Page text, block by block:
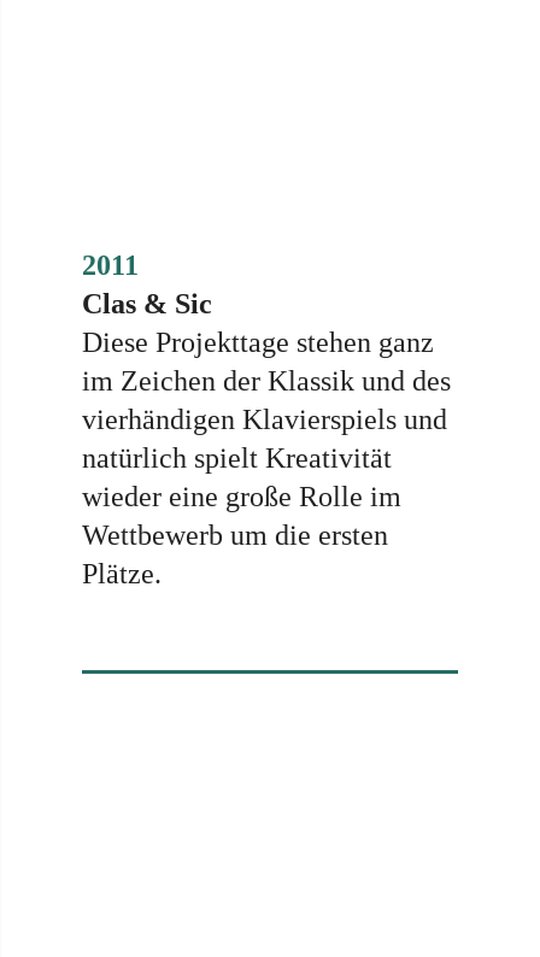
2011
Clas & Sic
Diese Projekttage stehen ganz
im Zeichen der Klassik und des
vierhändigen Klavierspiels und
natürlich spielt Kreativität
wieder eine große Rolle im
Wettbewerb um die ersten
Plätze.